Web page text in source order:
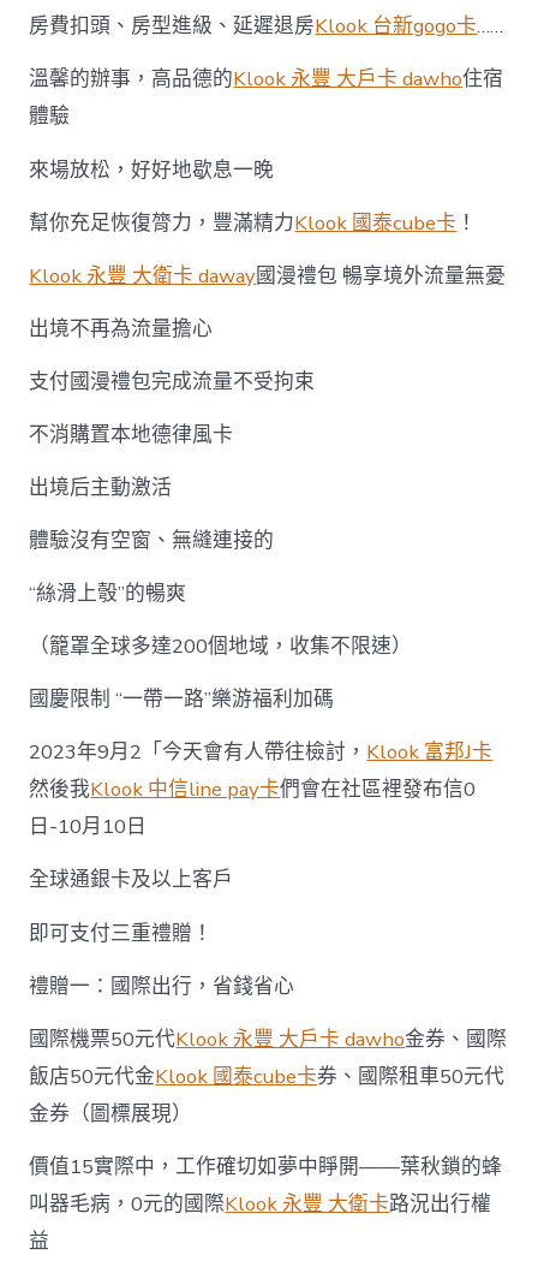
房費扣頭、房型進級、延遲退房Klook 台新gogo卡……
溫馨的辦事，高品德的Klook 永豐 大戶卡 dawho住宿
體驗
來場放松，好好地歇息一晚
幫你充足恢復膂力，豐滿精力Klook 國泰cube卡 ！
Klook 永豐 大衛卡 daway國漫禮包 暢享境外流量無憂
出境不再為流量擔心
支付國漫禮包完成流量不受拘束
不消購置本地德律風卡
出境后主動激活
體驗沒有空窗、無縫連接的
“絲滑上彀”的暢爽
（籠罩全球多達200個地域，收集不限速）
國慶限制 “一帶一路”樂游福利加碼
2023年9月2「今天會有人帶往檢討， Klook 富邦J卡
然後我Klook 中信line pay卡們會在社區裡發布信0
日-10月10日
全球通銀卡及以上客戶
即可支付三重禮贈！
禮贈一：國際出行，省錢省心
國際機票50元代Klook 永豐 大戶卡 dawho金券、國際
飯店50元代金Klook 國泰cube卡券、國際租車50元代
金券（圖標展現）
價值15實際中，工作確切如夢中睜開——葉秋鎖的蜂
叫器毛病，0元的國際Klook 永豐 大衛卡路況出行權
益